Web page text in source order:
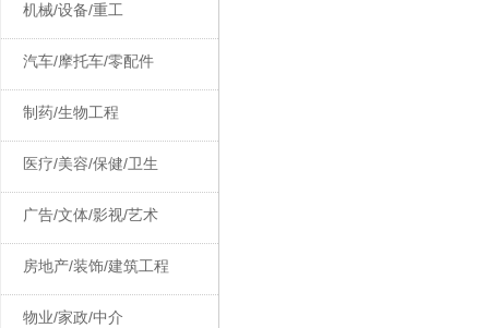
机械/设备/重工
汽车/摩托车/零配件
制药/生物工程
医疗/美容/保健/卫生
广告/文体/影视/艺术
房地产/装饰/建筑工程
物业/家政/中介